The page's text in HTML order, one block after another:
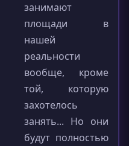
занимают
площади в
нашей
реальности
вообще, кроме
той, которую
захотелось
занять... Но они
будут полностью